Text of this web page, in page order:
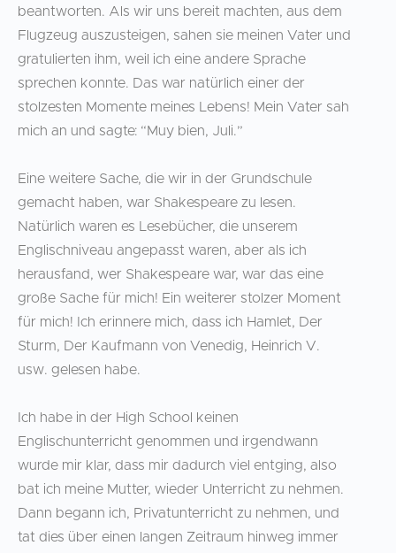
beantworten. Als wir uns bereit machten, aus dem
Flugzeug auszusteigen, sahen sie meinen Vater und
gratulierten ihm, weil ich eine andere Sprache
sprechen konnte. Das war natürlich einer der
stolzesten Momente meines Lebens! Mein Vater sah
mich an und sagte: “Muy bien, Juli.”
Eine weitere Sache, die wir in der Grundschule
gemacht haben, war Shakespeare zu lesen.
Natürlich waren es Lesebücher, die unserem
Englischniveau angepasst waren, aber als ich
herausfand, wer Shakespeare war, war das eine
große Sache für mich! Ein weiterer stolzer Moment
für mich! Ich erinnere mich, dass ich Hamlet, Der
Sturm, Der Kaufmann von Venedig, Heinrich V.
usw. gelesen habe.
Ich habe in der High School keinen
Englischunterricht genommen und irgendwann
wurde mir klar, dass mir dadurch viel entging, also
bat ich meine Mutter, wieder Unterricht zu nehmen.
Dann begann ich, Privatunterricht zu nehmen, und
tat dies über einen langen Zeitraum hinweg immer